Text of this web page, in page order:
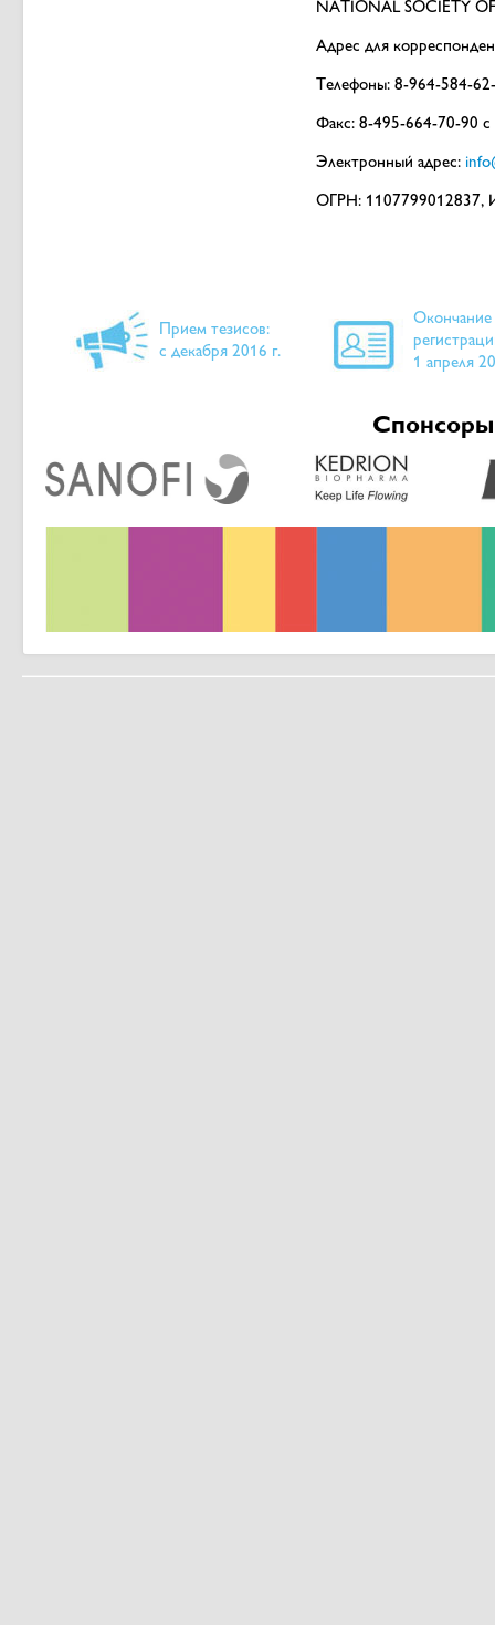
NATIONAL SOCIETY
Адрес для
Телефоны: 8-964-584-
Факс: 8-495-664-70-90 с
Электронный адрес:
ОГРН: 1107799012837,
Прием тезисов:
с декабря 2016 г.
Окончание
1 апреля